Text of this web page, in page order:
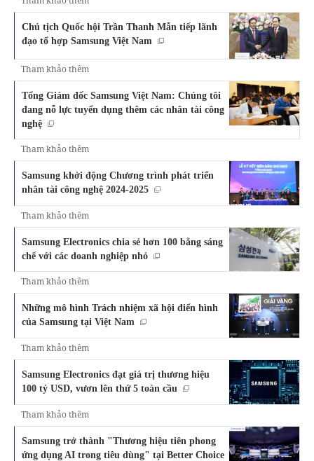
Chủ tịch Quốc hội Trần Thanh Mẫn tiếp lãnh
đạo tổ hợp Samsung Việt Nam
Tham khảo thêm
Tổng Giám đốc Samsung Việt Nam: Chúng tôi
đang nỗ lực tuyển dụng thêm các nhân tài công
nghệ
Tham khảo thêm
Samsung khởi động Chương trình phát triển
nhân tài công nghệ 2024-2025
Tham khảo thêm
Samsung Electronics chia sẻ hơn 100 bằng sáng
chế với các doanh nghiệp nhỏ
Tham khảo thêm
Những mô hình Trách nhiệm xã hội điển hình
của Samsung tại Việt Nam
Tham khảo thêm
Samsung Electronics đạt giá trị thương hiệu
100 tỷ USD, vươn lên thứ 5 toàn cầu
Tham khảo thêm
Samsung trở thành "Thương hiệu tiên phong
ứng dụng AI trong tiêu dùng" tại Better Choice